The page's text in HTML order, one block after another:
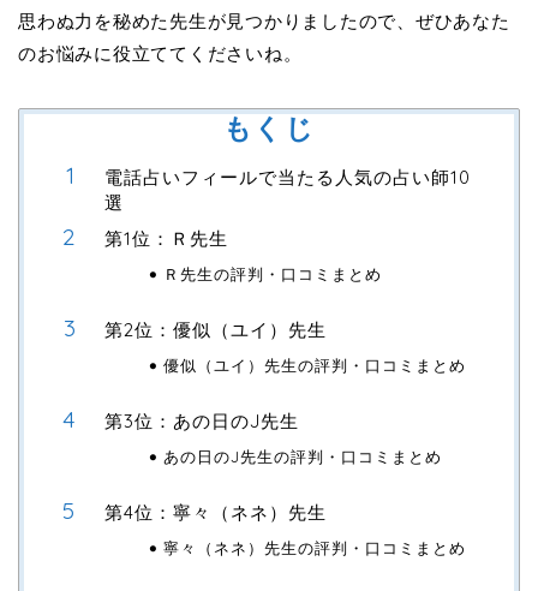
思わぬ力を秘めた先生が見つかりましたので、ぜひあなた
のお悩みに役立ててくださいね。
もくじ
電話占いフィールで当たる人気の占い師10
選
第1位：Ｒ先生
Ｒ先生の評判・口コミまとめ
第2位：優似（ユイ）先生
優似（ユイ）先生の評判・口コミまとめ
第3位：あの日のJ先生
あの日のJ先生の評判・口コミまとめ
第4位：寧々（ネネ）先生
寧々（ネネ）先生の評判・口コミまとめ